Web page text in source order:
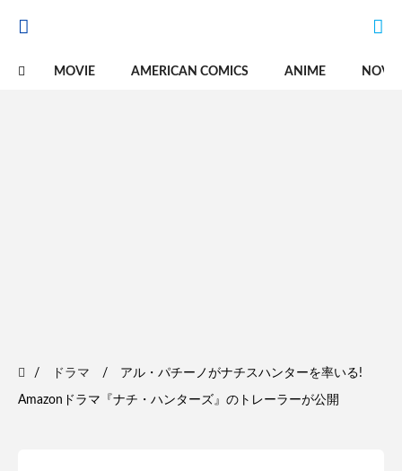
MOVIE AMERICAN COMICS ANIME
ドラマ アル・パチーノがナチスハンターを率いる!
Amazonドラマ『ナチ・ハンターズ』のトレーラーが公開